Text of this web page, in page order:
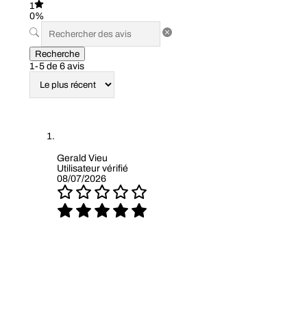
1
0%
Recherche
1-5 de 6 avis
Gerald Vieu
Utilisateur vérifié
08/07/2026